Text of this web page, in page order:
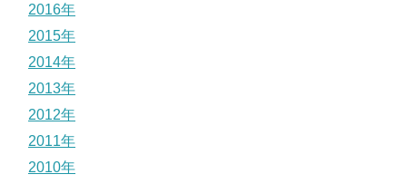
2016年
2015年
2014年
2013年
2012年
2011年
2010年